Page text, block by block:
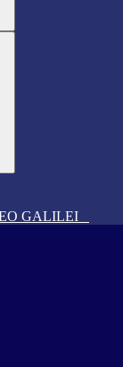
GALILEI